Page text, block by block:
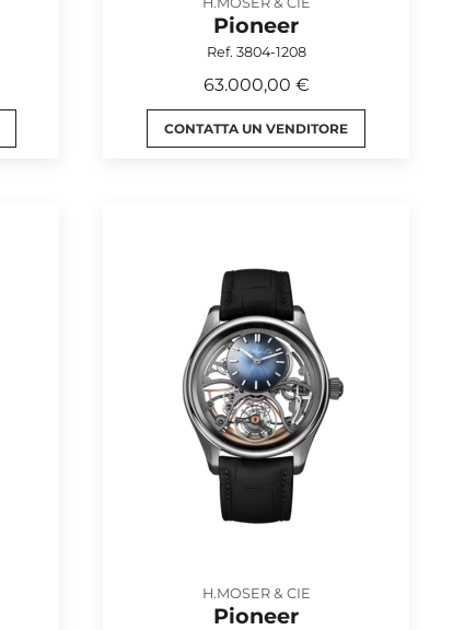
Pioneer
Ref. 3804-1208
63.000,00 €
CONTATTA UN VENDITORE
H.MOSER & CIE
Pioneer